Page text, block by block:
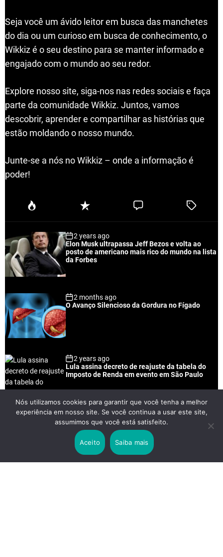
Seja você um ávido leitor em busca das manchetes
do dia ou um curioso em busca de conhecimento, o
Wikkiz é o seu destino para se manter informado e
engajado com o mundo ao seu redor.
Explore nosso site, siga-nos nas redes sociais e faça
parte da comunidade Wikkiz. Juntos, vamos
descobrir, aprender e compartilhar as histórias que
estão moldando o nosso mundo.
Junte-se a nós no Wikkiz – onde a informação é
poder!
P
u
a
r
R
e
n
t
C
e
T
e
2 years ago
Elon Musk ultrapassa Jeff Bezos e volta ao
posto de americano mais rico do mundo na lista
da Forbes
2 months ago
O Avanço Silencioso da Gordura no Fígado
2 years ago
Lula assina decreto de reajuste da tabela do
Imposto de Renda em evento em São Paulo
2 years ago
Lei Rouanet e Petrobras financiam evento em
que Lula pediu votos para Boulos
Nós utilizamos cookies para garantir que você tenha a melhor
experiência em nosso site. Se você continua a usar este site,
assumimos que você está satisfeito.
Aceito Saiba mais